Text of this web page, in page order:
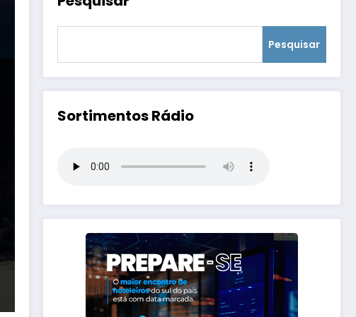
Pesquisar
Sortimentos Rádio